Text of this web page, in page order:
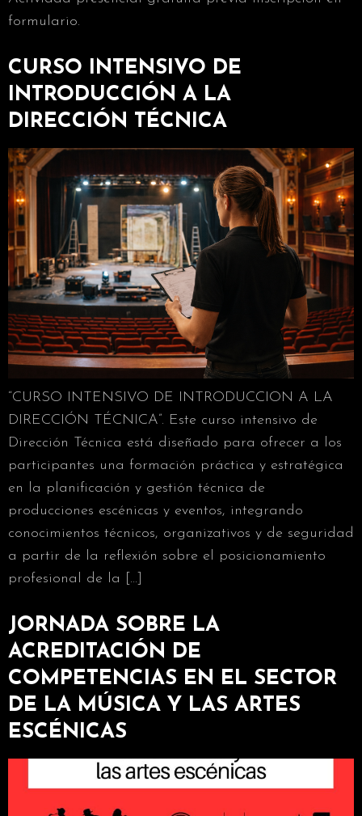
formulario.
CURSO INTENSIVO DE
INTRODUCCIÓN A LA
DIRECCIÓN TÉCNICA
“CURSO INTENSIVO DE INTRODUCCION A LA
DIRECCIÓN TÉCNICA”. Este curso intensivo de
Dirección Técnica está diseñado para ofrecer a los
participantes una formación práctica y estratégica
en la planificación y gestión técnica de
producciones escénicas y eventos, integrando
conocimientos técnicos, organizativos y de seguridad
a partir de la reflexión sobre el posicionamiento
profesional de la […]
JORNADA SOBRE LA
ACREDITACIÓN DE
COMPETENCIAS EN EL SECTOR
DE LA MÚSICA Y LAS ARTES
ESCÉNICAS